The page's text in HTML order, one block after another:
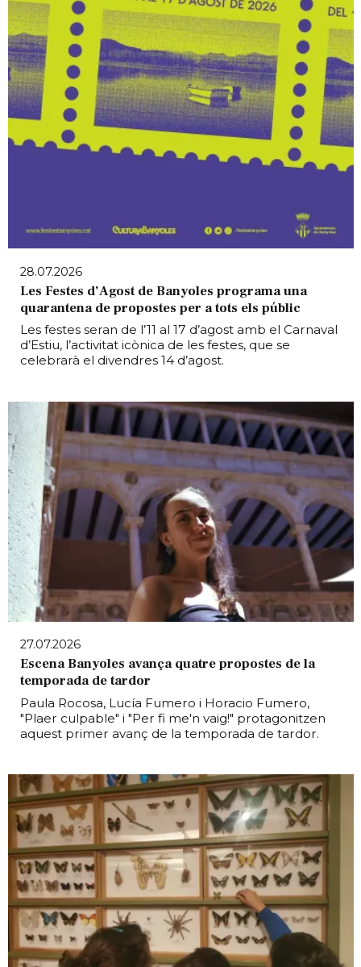
28.07.2026
Les Festes d’Agost de Banyoles programa una
quarantena de propostes per a tots els públic
Les festes seran de l’11 al 17 d’agost amb el Carnaval
d’Estiu, l’activitat icònica de les festes, que se
celebrarà el divendres 14 d’agost.
27.07.2026
Escena Banyoles avança quatre propostes de la
temporada de tardor
Paula Rocosa, Lucía Fumero i Horacio Fumero,
"Plaer culpable" i "Per fi me'n vaig!" protagonitzen
aquest primer avanç de la temporada de tardor.